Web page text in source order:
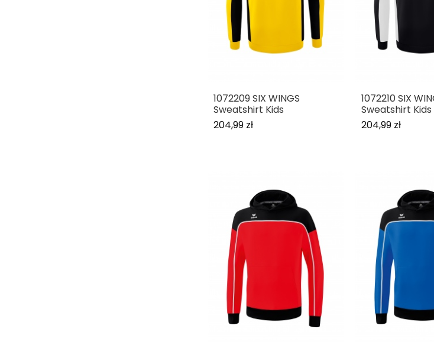
1072209 SIX WINGS
Sweatshirt Kids
204,99 zł
1072210 SIX
Sweatshirt Kids
204,99 zł